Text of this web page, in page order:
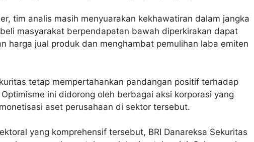
tim analis masih menyuarakan kekhawatiran dalam jangka
masyarakat berpendapatan bawah diperkirakan dapat
harga jual produk dan menghambat pemulihan laba emiten
tetap mempertahankan pandangan positif terhadap
ini didorong oleh berbagai aksi korporasi yang
aset perusahaan di sektor tersebut.
yang komprehensif tersebut, BRI Danareksa Sekuritas